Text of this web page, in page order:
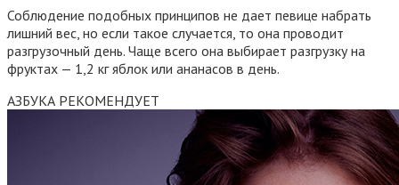
Соблюдение подобных принципов не дает певице набрать
лишний вес, но если такое случается, то она проводит
разгрузочный день. Чаще всего она выбирает разгрузку на
фруктах — 1,2 кг яблок или ананасов в день.
АЗБУКА РЕКОМЕНДУЕТ